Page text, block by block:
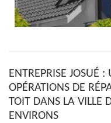
ENTREPRISE JOSUÉ
OPÉRATIONS DE
TOIT DANS LA VILLE
ENVIRONS